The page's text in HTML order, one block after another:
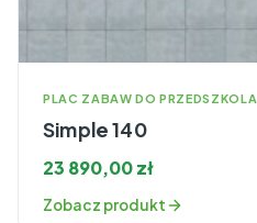
PLAC ZABAW DO PRZEDSZKOLA
Simple 140
23 890,00zł
Zobacz produkt